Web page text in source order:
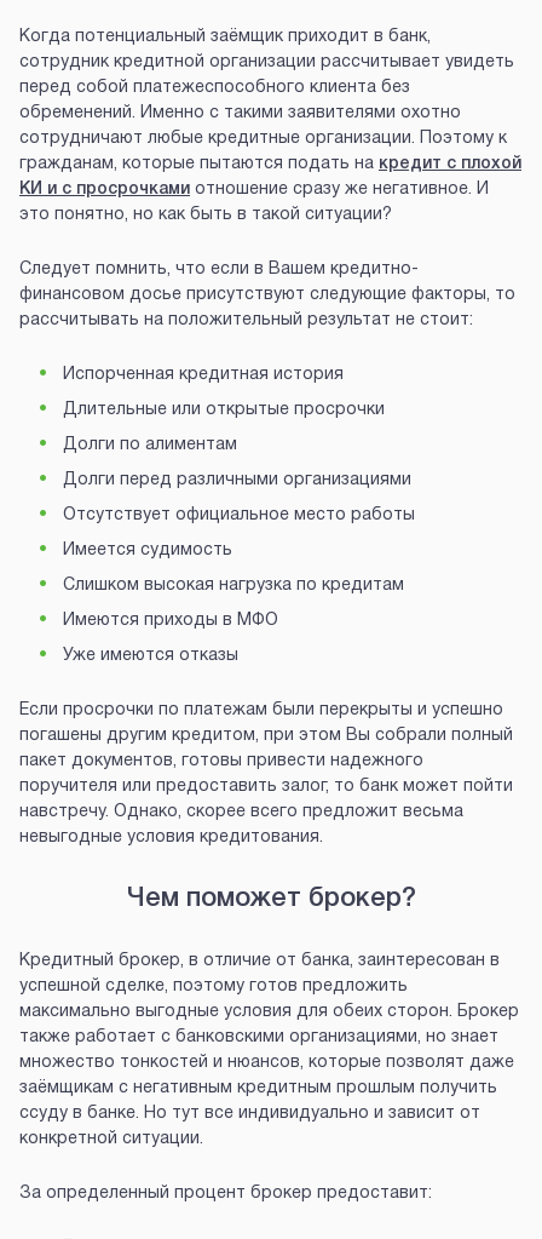
Когда потенциальный заёмщик приходит в банк,
сотрудник кредитной организации рассчитывает увидеть
перед собой платежеспособного клиента без
обременений. Именно с такими заявителями охотно
сотрудничают любые кредитные организации. Поэтому к
гражданам, которые пытаются подать на кредит с плохой
КИ и с просрочками отношение сразу же негативное. И
это понятно, но как быть в такой ситуации?
Следует помнить, что если в Вашем кредитно-
финансовом досье присутствуют следующие факторы, то
рассчитывать на положительный результат не стоит:
Испорченная кредитная история
Длительные или открытые просрочки
Долги по алиментам
Долги перед различными организациями
Отсутствует официальное место работы
Имеется судимость
Слишком высокая нагрузка по кредитам
Имеются приходы в МФО
Уже имеются отказы
Если просрочки по платежам были перекрыты и успешно
погашены другим кредитом, при этом Вы собрали полный
пакет документов, готовы привести надежного
поручителя или предоставить залог, то банк может пойти
навстречу. Однако, скорее всего предложит весьма
невыгодные условия кредитования.
Чем поможет брокер?
Кредитный брокер, в отличие от банка, заинтересован в
успешной сделке, поэтому готов предложить
максимально выгодные условия для обеих сторон. Брокер
также работает с банковскими организациями, но знает
множество тонкостей и нюансов, которые позволят даже
заёмщикам с негативным кредитным прошлым получить
ссуду в банке. Но тут все индивидуально и зависит от
конкретной ситуации.
За определенный процент брокер предоставит: